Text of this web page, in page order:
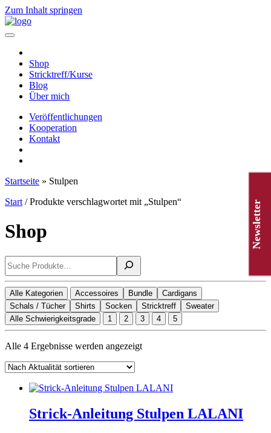
Zum Inhalt springen
Hauptnavigation
Shop
Stricktreff/Kurse
Blog
Über mich
Veröffentlichungen
Kooperation
Kontakt
Startseite » Stulpen
Start / Produkte verschlagwortet mit „Stulpen“
Shop
Suchen
Alle Kategorien Accessoires Bundle
Cardigans
Schals / Tücher
Shirts Socken Stricktreff
Sweater
Alle Schwierigkeitsgrade
1 2 3 4 5
Alle 4 Ergebnisse werden angezeigtNach
Strick-Anleitung Stulpen LALANI
Newsletter